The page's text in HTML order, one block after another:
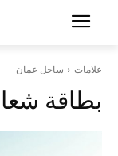
علامات ساحل عمان
بطاقة